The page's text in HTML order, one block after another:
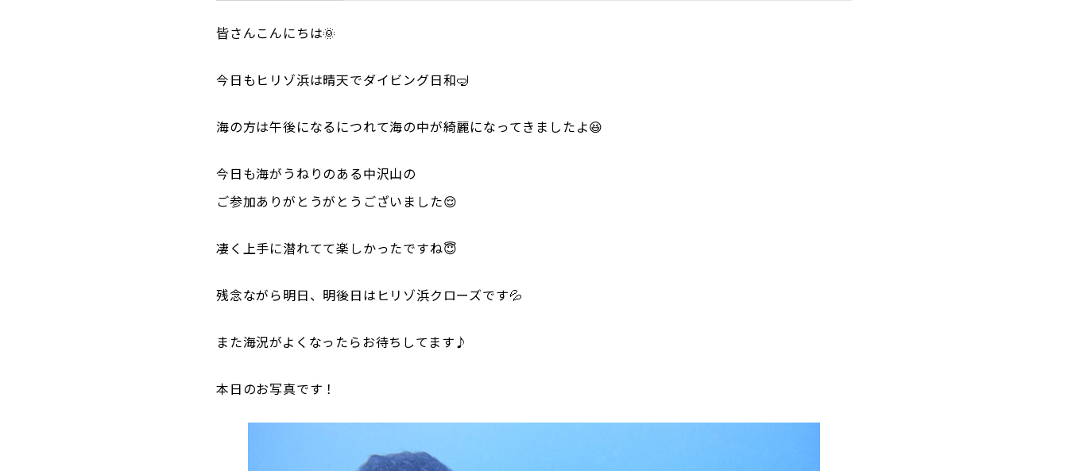
皆さんこんにちは🌞
今日もヒリゾ浜は晴天でダイビング日和🤿
海の方は午後になるにつれて海の中が綺麗になってきましたよ😆
今日も海がうねりのある中沢山の
ご参加ありがとうがとうございました😌
凄く上手に潜れてて楽しかったですね😇
残念ながら明日、明後日はヒリゾ浜クローズです💦
また海況がよくなったらお待ちしてます♪
本日のお写真です！